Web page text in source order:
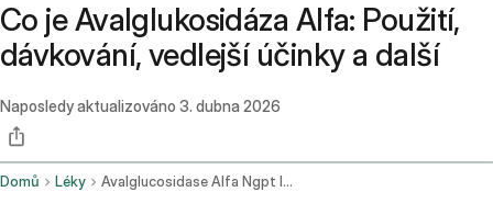
Co je Avalglukosidáza Alfa: Použití,
dávkování, vedlejší účinky a další
Naposledy aktualizováno 3. dubna 2026
Domů Léky Avalglucosidase Alfa Ngpt Intravenous Route